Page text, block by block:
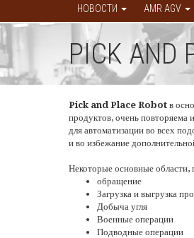
НОВОСТИ AMR AGV
PICK AND
Pick and Place Robot в
продуктов, очень повторяема
для автоматизации во всех
и во избежание
Некоторые основные
обращение
Загрузка и выгрузка
Добыча угля
Военные операции
Подводные операции